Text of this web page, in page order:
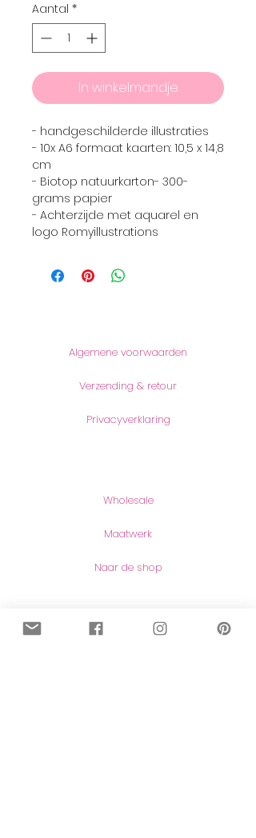
Aantal *
In winkelmandje
- handgeschilderde illustraties
- 10x A6 formaat kaarten: 10,5 x 14,8
cm
- Biotop natuurkarton- 300-
grams papier
- Achterzijde met aquarel en
logo Romyillustrations
Algemene voorwaarden
Verzending & retour
Privacyverklaring
Wholesale
Maatwerk
Naar de shop
Contact